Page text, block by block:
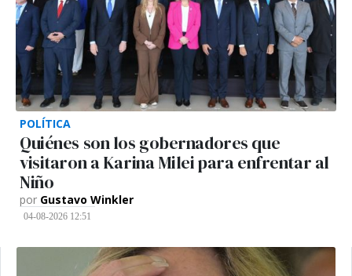
POLÍTICA
Quiénes son los gobernadores que
visitaron a Karina Milei para enfrentar al
Niño
por Gustavo Winkler
04-08-2026 12:51